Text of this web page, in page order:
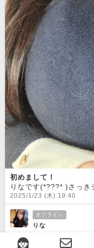
初めまして！
2025/1/23 (木) 19:40
オフライン
りな